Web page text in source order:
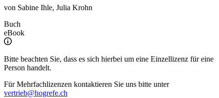
von Sabine Ihle, Julia Krohn
Buch
eBook
Bitte beachten Sie, dass es sich hierbei um eine Einzellizenz für eine
Person handelt.
Für Mehrfachlizenzen kontaktieren Sie uns bitte unter
vertrieb@hogrefe.ch